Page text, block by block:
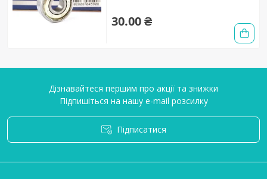
30.00 ₴
Дізнавайтеся першим про акції та знижки
Підпишіться на нашу e-mail розсилку
Підписатися